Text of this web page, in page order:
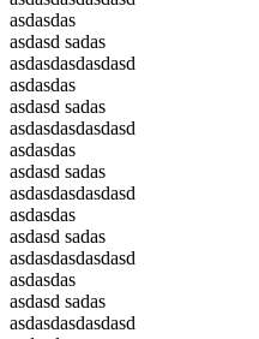
asdasdas
asdasd sadas
asdasdasdasdasd
asdasdas
asdasd sadas
asdasdasdasdasd
asdasdas
asdasd sadas
asdasdasdasdasd
asdasdas
asdasd sadas
asdasdasdasdasd
asdasdas
asdasd sadas
asdasdasdasdasd